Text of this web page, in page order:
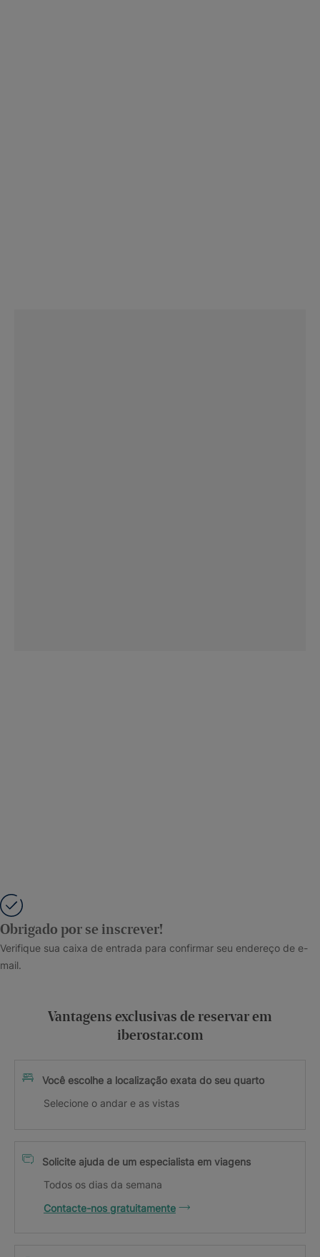
Obrigado por se inscrever!
Verifique sua caixa de entrada para confirmar seu endereço de e-
mail.
Vantagens exclusivas de reservar em
iberostar.com
Você escolhe a localização exata do seu quarto
Selecione o andar e as vistas
Solicite ajuda de um especialista em viagens
Todos os dias da semana
Contacte-nos gratuitamente